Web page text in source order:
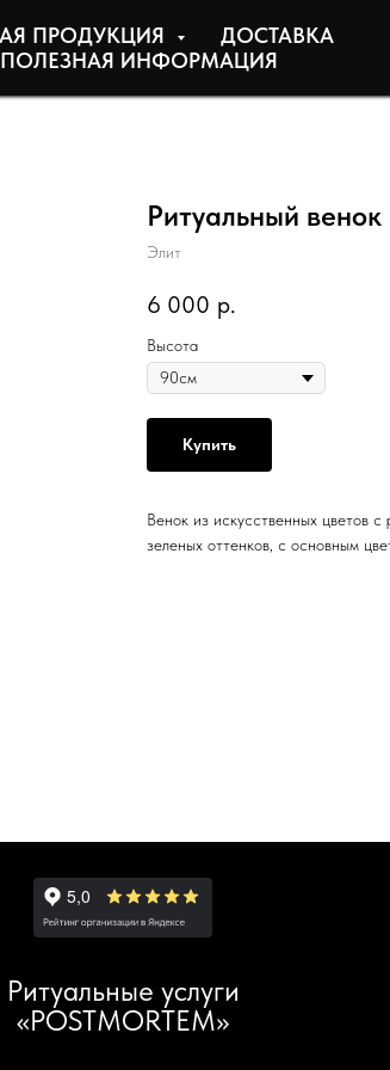
ПРОДУКЦИЯ
ДОСТАВКА
ПОЛЕЗНАЯ ИНФОРМАЦИЯ
Ритуальный
Элит
6 000 р.
Высота
Купить
Венок из искусственных цветов
зеленых оттенков, с основным
Ритуальные услуги
«POSTMORTEM»